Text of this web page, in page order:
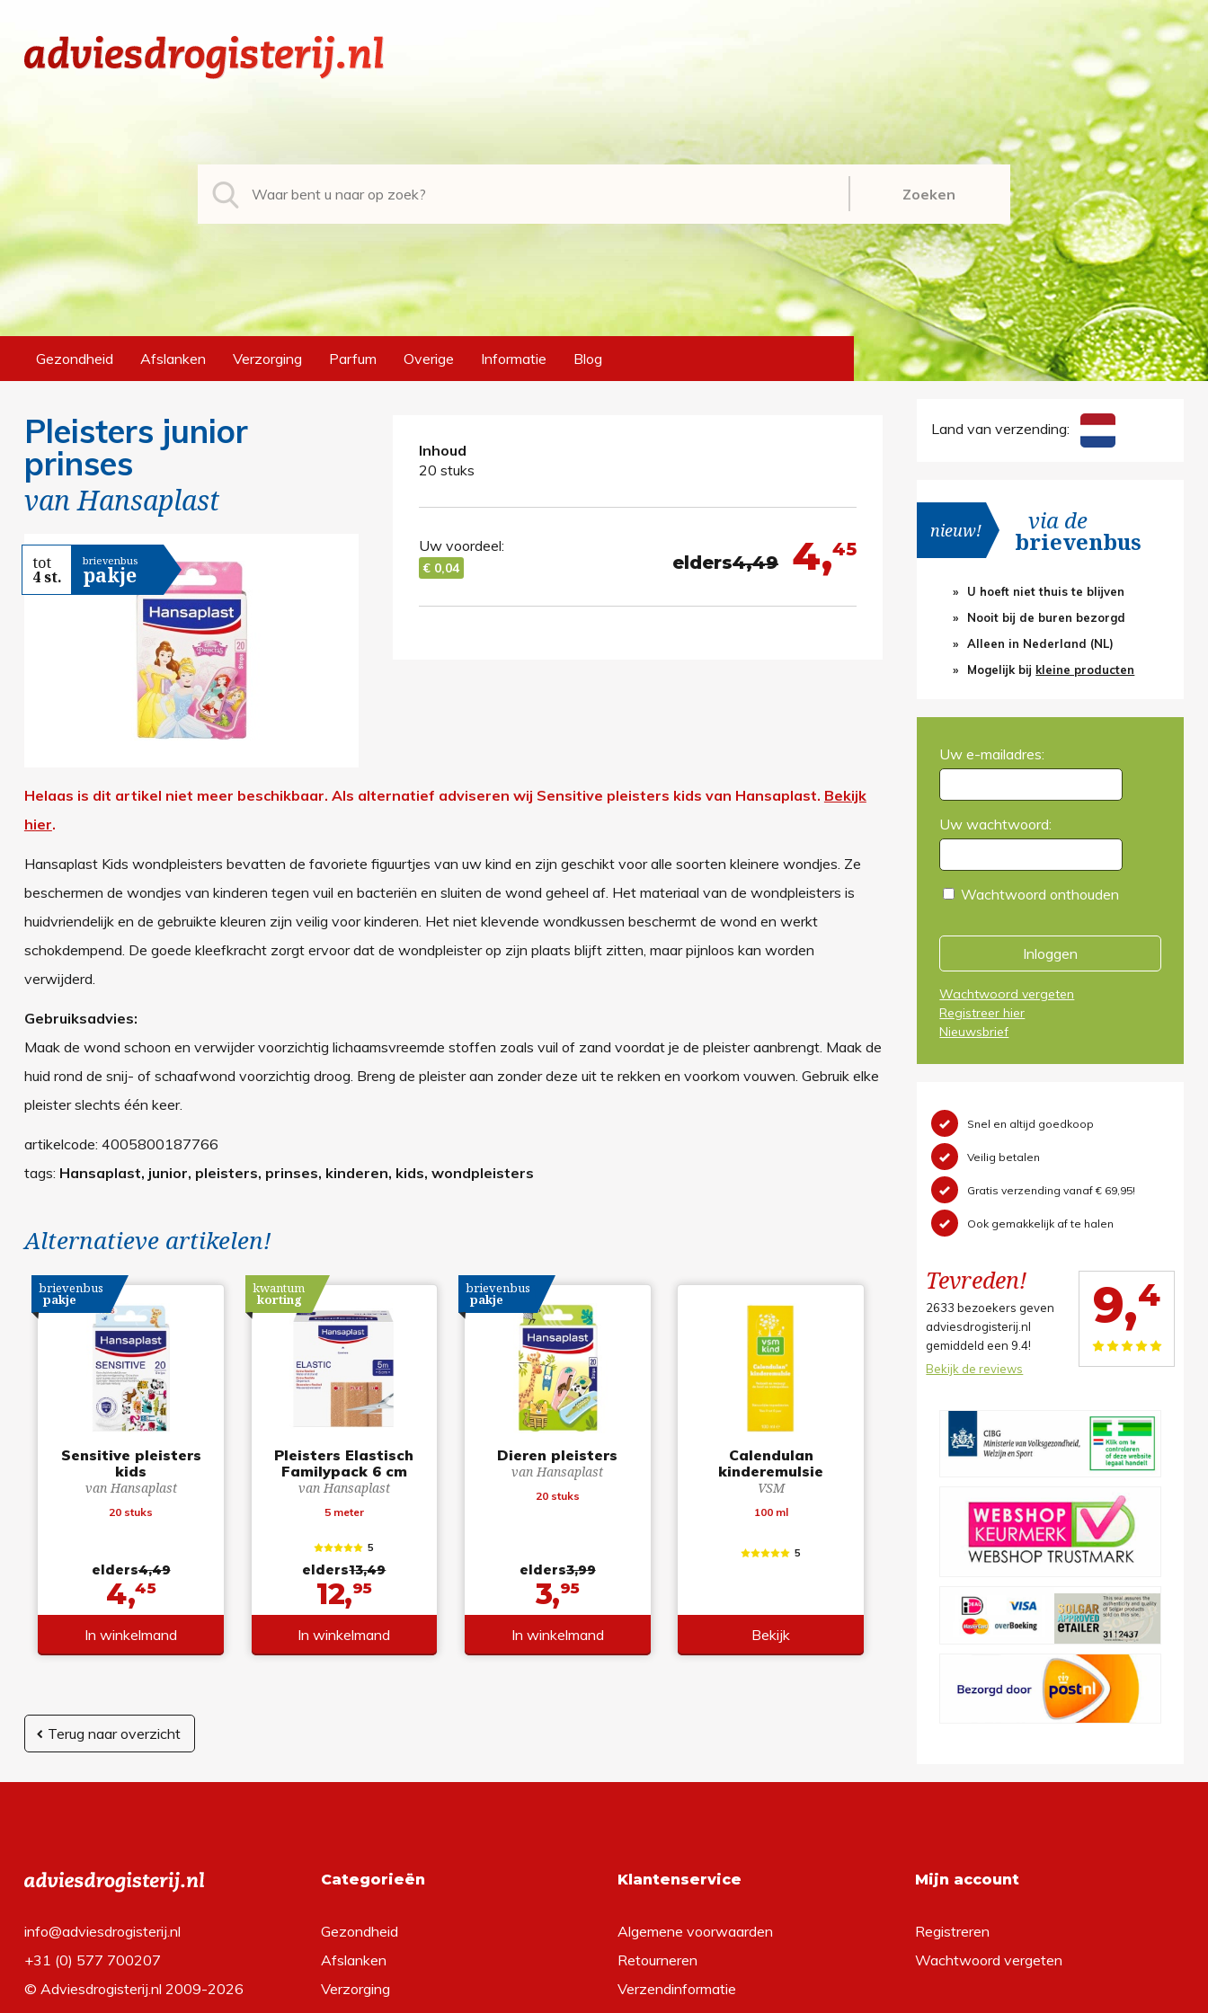
Zoeken
Gezondheid Afslanken Verzorging Parfum Overige Informatie Blog
Pleisters junior
prinses
vanHansaplast
tot
4 st.
brievenbus
pakje
Inhoud
20 stuks
4,45
elders4,49
Uw voordeel:
€ 0,04
Helaas is dit artikel niet meer beschikbaar. Als alternatief adviseren wij Sensitive pleisters kids van Hansaplast. Bekijk
hier.
Hansaplast Kids wondpleisters bevatten de favoriete figuurtjes van uw kind en zijn geschikt voor alle soorten kleinere wondjes. Ze
beschermen de wondjes van kinderen tegen vuil en bacteriën en sluiten de wond geheel af. Het materiaal van de wondpleisters is
huidvriendelijk en de gebruikte kleuren zijn veilig voor kinderen. Het niet klevende wondkussen beschermt de wond en werkt
schokdempend. De goede kleefkracht zorgt ervoor dat de wondpleister op zijn plaats blijft zitten, maar pijnloos kan worden
verwijderd.
Gebruiksadvies:
Maak de wond schoon en verwijder voorzichtig lichaamsvreemde stoffen zoals vuil of zand voordat je de pleister aanbrengt. Maak de
huid rond de snij- of schaafwond voorzichtig droog. Breng de pleister aan zonder deze uit te rekken en voorkom vouwen. Gebruik elke
pleister slechts één keer.
artikelcode: 4005800187766
tags: Hansaplast, junior, pleisters, prinses, kinderen, kids, wondpleisters
Alternatieve artikelen!
Sensitive pleisters
kids
van Hansaplast
20 stuks
brievenbus
pakje
elders4,49
4,45
In winkelmand
Pleisters Elastisch
Familypack 6 cm
van Hansaplast
5 meter
kwantum
korting
5
elders13,49
12,95
In winkelmand
Dieren pleisters
van Hansaplast
20 stuks
brievenbus
pakje
elders3,99
3,95
In winkelmand
Calendulan
kinderemulsie
VSM
100 ml
5
Bekijk
Terug naar overzicht
Land van verzending:
nieuw! via de
brievenbus
U hoeft niet thuis te blijven
Nooit bij de buren bezorgd
Alleen in Nederland (NL)
Mogelijk bij kleine producten
Uw e-mailadres:
Uw wachtwoord:
Wachtwoord onthouden
Inloggen
Wachtwoord vergeten
Registreer hier
Nieuwsbrief
Snel en altijd goedkoop
Veilig betalen
Gratis verzending vanaf € 69,95!
Ook gemakkelijk af te halen
Tevreden!
2633 bezoekers geven
adviesdrogisterij.nl
gemiddeld een 9.4!
Bekijk de reviews
9,4
info@adviesdrogisterij.nl
+31 (0) 577 700207
© Adviesdrogisterij.nl 2009-2026
Categorieën
Gezondheid
Afslanken
Verzorging
Klantenservice
Algemene voorwaarden
Retourneren
Verzendinformatie
Mijn account
Registreren
Wachtwoord vergeten